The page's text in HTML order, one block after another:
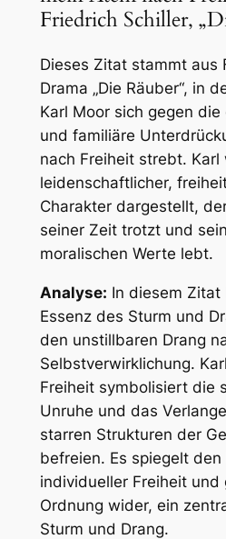
Friedrich Schiller,
Dieses Zitat stammt aus
Drama „Die Räuber“, in
Karl Moor sich gegen
und familiäre
nach Freiheit strebt. Karl
leidenschaftlicher,
Charakter dargestellt,
seiner Zeit trotzt und
moralischen Werte lebt.
Analyse: In diesem Zitat
Essenz des Sturm und
den unstillbaren Drang
Selbstverwirklichung.
Freiheit symbolisiert die
Unruhe und das
starren Strukturen der
befreien. Es spiegelt
individueller Freiheit und
Ordnung wider, ein
Sturm und Drang.